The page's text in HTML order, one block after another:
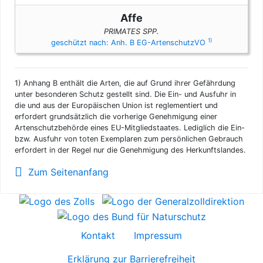
Affe
PRIMATES SPP.
geschützt nach: Anh. B EG-ArtenschutzVO 1)
1) Anhang B enthält die Arten, die auf Grund ihrer Gefährdung
unter besonderen Schutz gestellt sind. Die Ein- und Ausfuhr in
die und aus der Europäischen Union ist reglementiert und
erfordert grundsätzlich die vorherige Genehmigung einer
Artenschutzbehörde eines EU-Mitgliedstaates. Lediglich die Ein-
bzw. Ausfuhr von toten Exemplaren zum persönlichen Gebrauch
erfordert in der Regel nur die Genehmigung des Herkunftslandes.
Zum Seitenanfang
Kontakt
Impressum
Erklärung zur Barrierefreiheit